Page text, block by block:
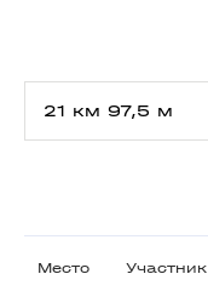
Место Участник